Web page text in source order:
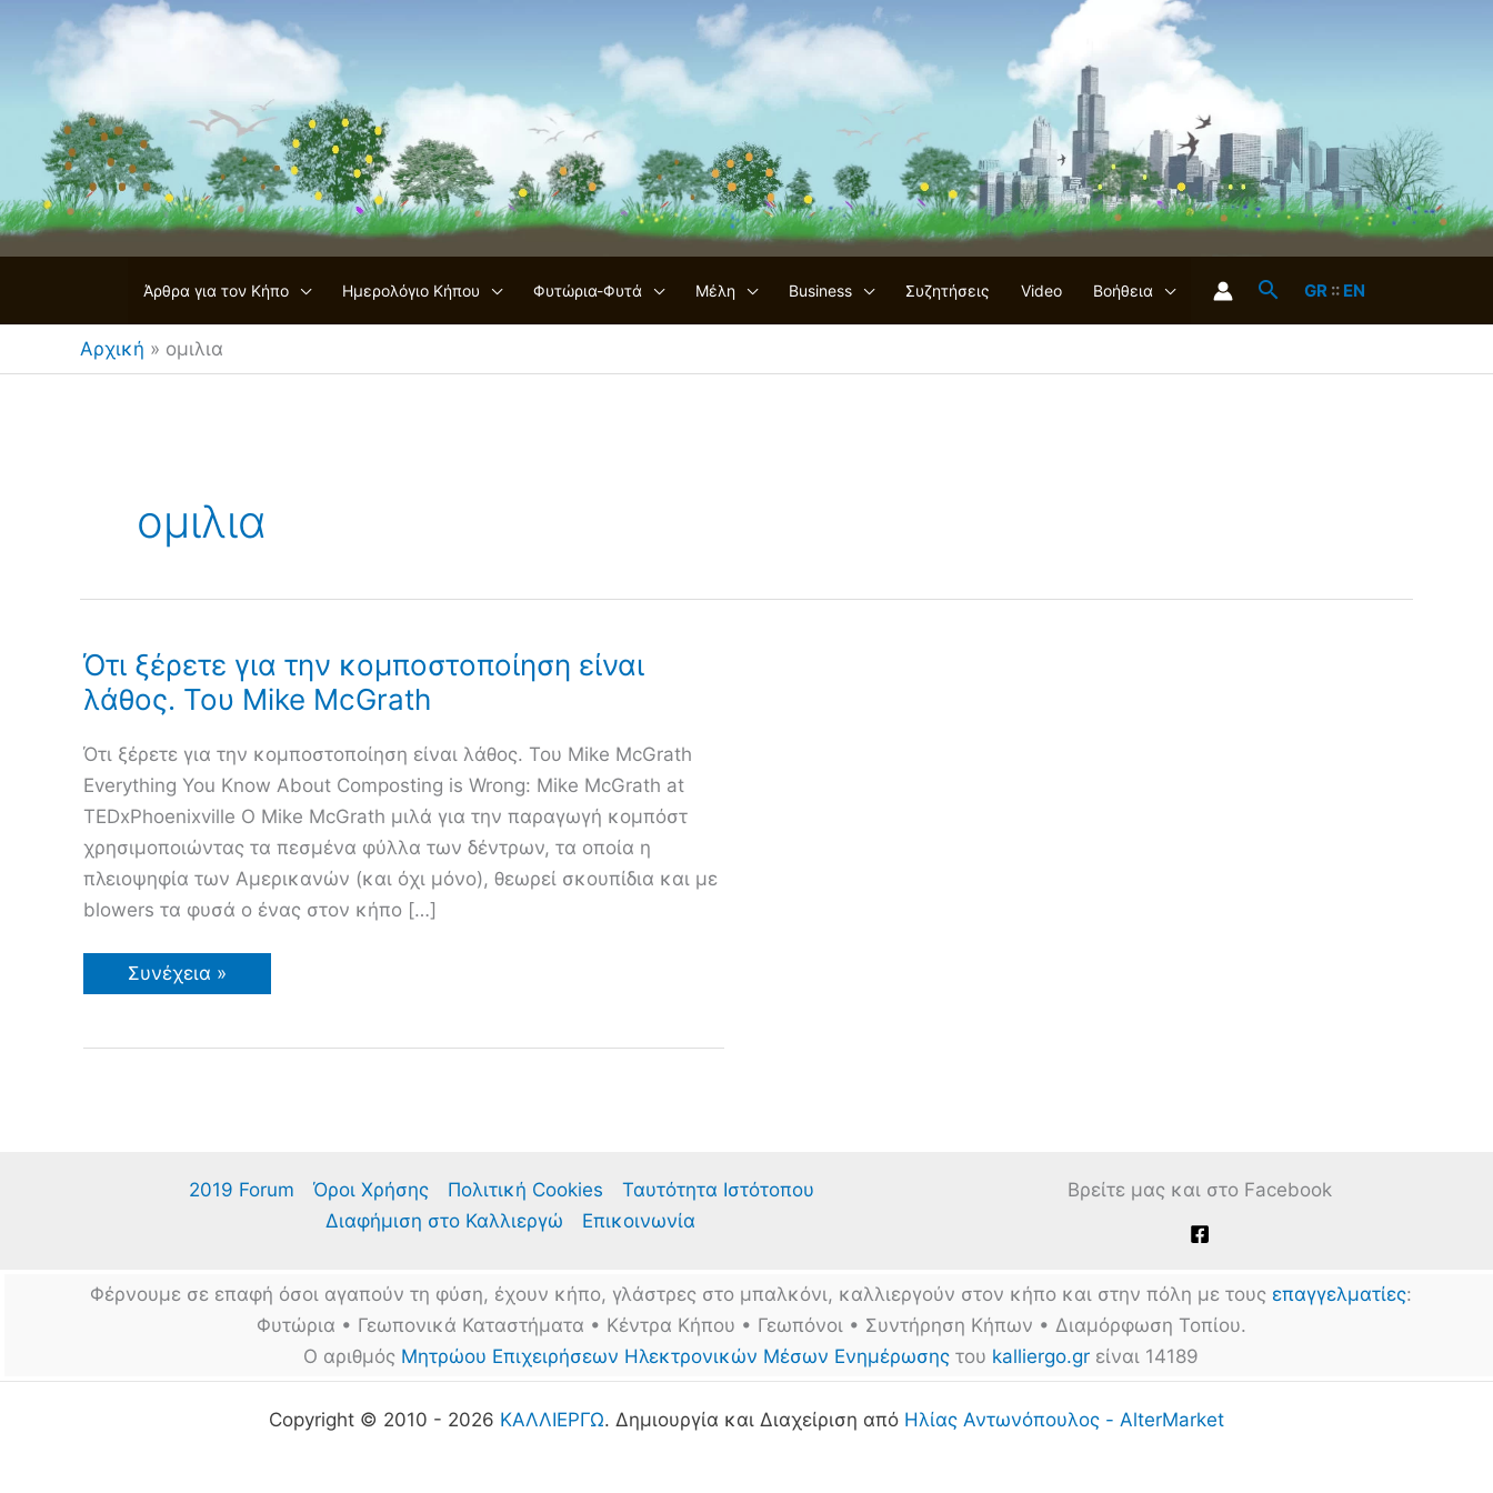
περιεχόμενο
Άρθρα για τον Κήπο Ημερολόγιο Κήπου Φυτώρια-Φυτά Μέλη Business Συζητήσεις Video Βοήθεια GR :: EN
Αρχική » ομιλια
ομιλια
Ότι ξέρετε για την κομποστοποίηση είναι
λάθος. Του Mike McGrath
Ότι ξέρετε για την κομποστοποίηση είναι λάθος. Του Mike McGrath
Everything You Know About Composting is Wrong: Mike McGrath at
TEDxPhoenixville Ο Mike McGrath μιλά για την παραγωγή κομπόστ
χρησιμοποιώντας τα πεσμένα φύλλα των δέντρων, τα οποία η
πλειοψηφία των Αμερικανών (και όχι μόνο), θεωρεί σκουπίδια και με
blowers τα φυσά ο ένας στον κήπο […]
Ότι
ξέρετε
κομποστοποίηση
Συνέχεια »
2019 Forum Όροι Χρήσης Πολιτική Cookies
Ταυτότητα Ιστότοπου
Διαφήμιση στο Καλλιεργώ
Επικοινωνία
Βρείτε μας και στο Facebook
Φέρνουμε σε επαφή όσοι αγαπούν τη φύση, έχουν κήπο, γλάστρες στο μπαλκόνι, καλλιεργούν στον κήπο και στην πόλη με τους επαγγελματίες:
Φυτώρια • Γεωπονικά Καταστήματα • Κέντρα Κήπου • Γεωπόνοι • Συντήρηση Κήπων • Διαμόρφωση Τοπίου.
Ο αριθμός Μητρώου Επιχειρήσεων Ηλεκτρονικών Μέσων Ενημέρωσης του kalliergo.gr είναι 14189
Copyright © 2010 - 2026 ΚΑΛΛΙΕΡΓΩ. Δημιουργία και Διαχείριση από Ηλίας Αντωνόπουλος - AlterMarket